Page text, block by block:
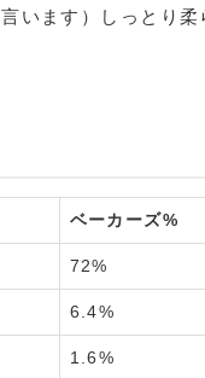
います）しっとり柔
ベーカーズ%
72%
6.4%
1.6%